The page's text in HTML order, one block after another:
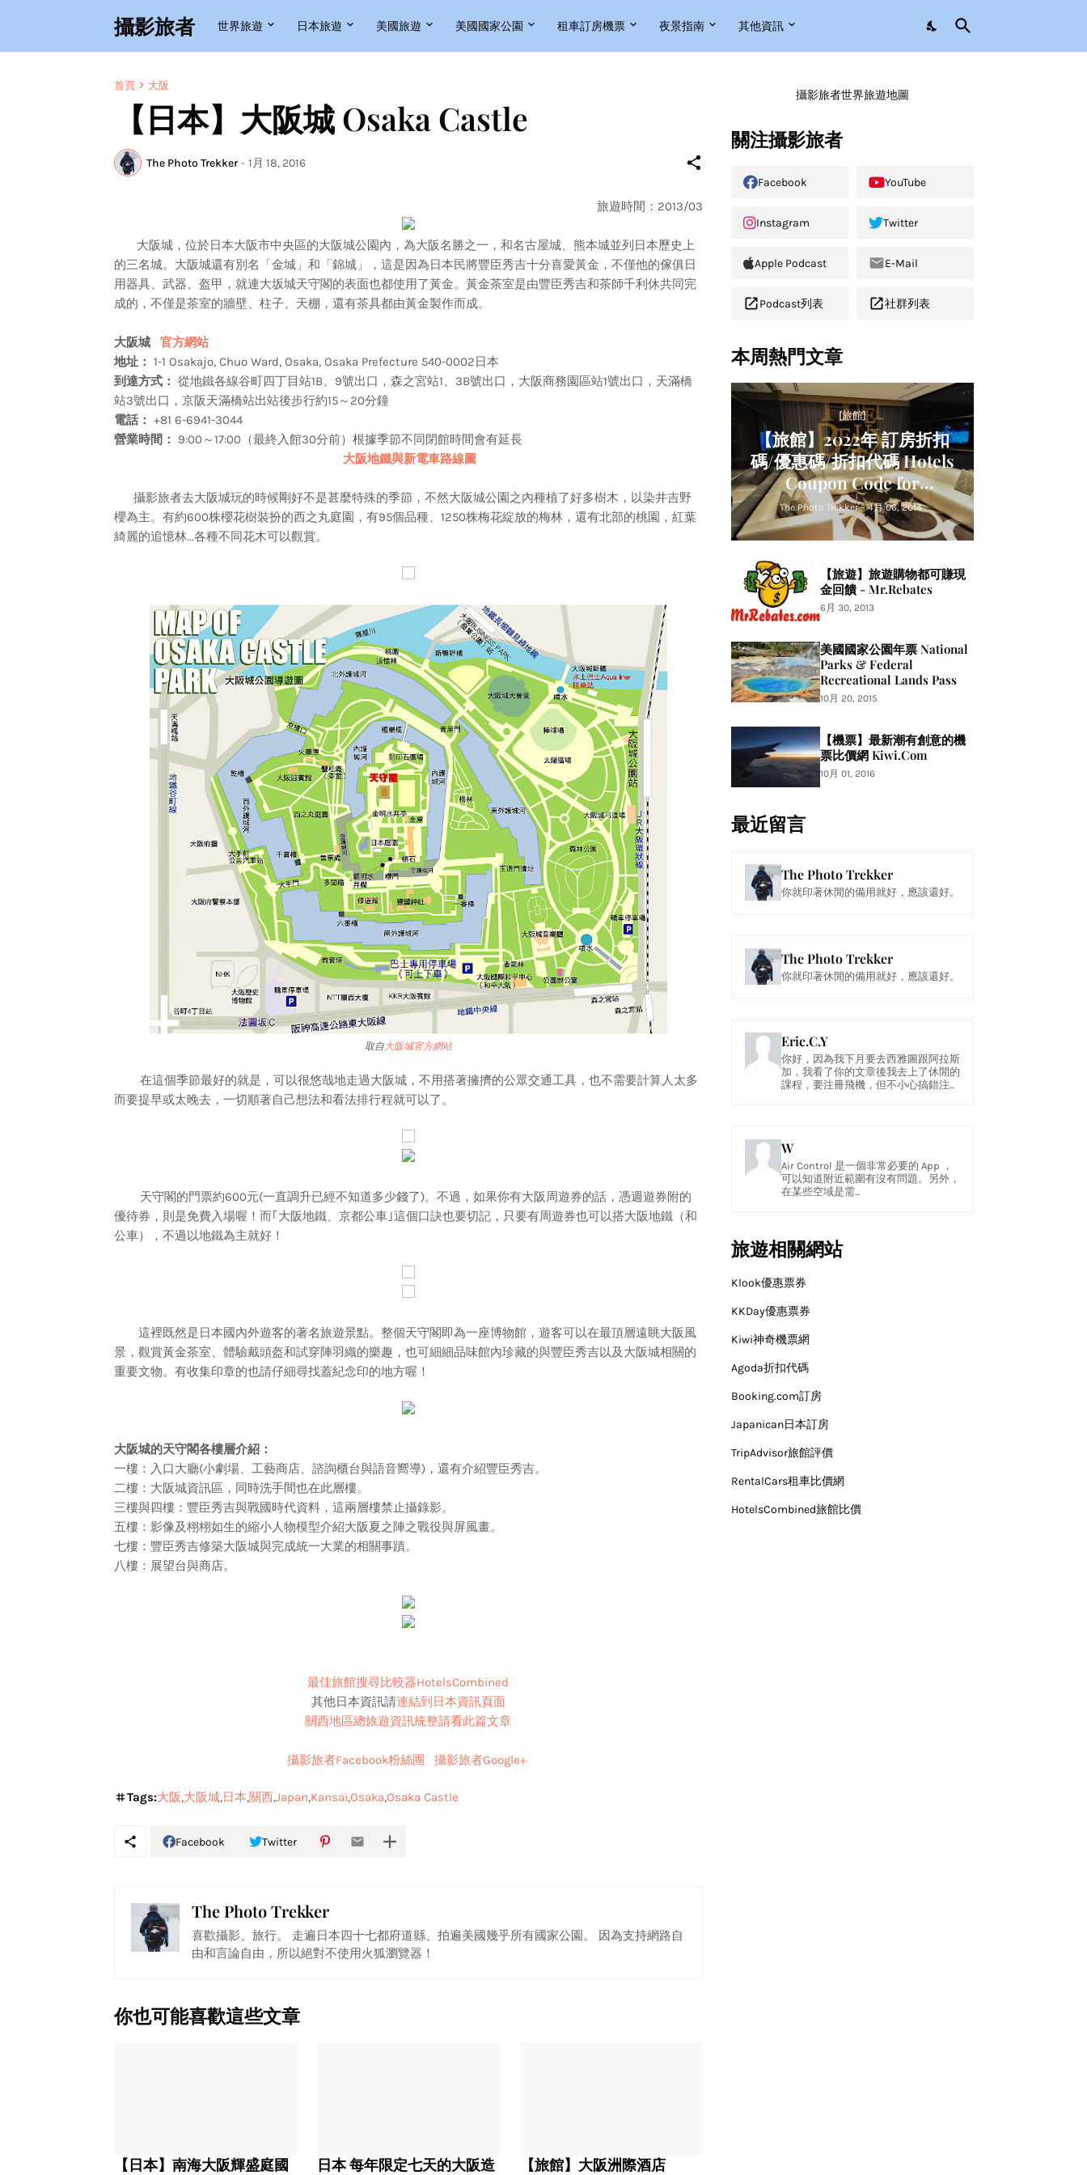
攝影旅者 世界旅遊 日本旅遊 美國旅遊 美國國家公園 租車訂房機票 夜景指南 其他資訊
首頁 大阪
【日本】大阪城 Osaka Castle
The Photo Trekker - 1月 18, 2016
旅遊時間：2013/03
大阪城，位於日本大阪市中央區的大阪城公園內，為大阪名勝之一，和名古屋城、熊本城並列日本歷史上
的三名城。大阪城還有別名「金城」和「錦城」，這是因為日本民將豐臣秀吉十分喜愛黃金，不僅他的傢俱日
用器具、武器、盔甲，就連大坂城天守閣的表面也都使用了黃金。黃金茶室是由豐臣秀吉和茶師千利休共同完
成的，不僅是茶室的牆壁、柱子、天棚，還有茶具都由黃金製作而成。
大阪城 官方網站
地址： 1-1 Osakajo, Chuo Ward, Osaka, Osaka Prefecture 540-0002日本
到達方式： 從地鐵各線谷町四丁目站1B、9號出口，森之宮站1、3B號出口，大阪商務園區站1號出口，天滿橋
站3號出口，京阪天滿橋站出站後步行約15～20分鐘
電話： +81 6-6941-3044
營業時間：
9:00～17:00（最終入館30分前）根據季節不同閉館時間會有延長
大阪地鐵與新電車路線圖
攝影旅者去大阪城玩的時候剛好不是甚麼特殊的季節，不然大阪城公園之內種植了好多樹木，以染井吉野
櫻為主。有約600株櫻花樹裝扮的西之丸庭園，有95個品種、1250株梅花綻放的梅林，還有北部的桃園，紅葉
綺麗的追憶林...各種不同花木可以觀賞。
取自大阪城官方網站
在這個季節最好的就是，可以很悠哉地走過大阪城，不用搭著擁擠的公眾交通工具，也不需要計算人太多
而要提早或太晚去，一切順著自己想法和看法排行程就可以了。
天守閣的門票約600元(一直調升已經不知道多少錢了)。不過，如果你有大阪周遊券的話，憑週遊券附的
優待券，則是免費入場喔！而｢大阪地鐵、京都公車｣這個口訣也要切記，只要有周遊券也可以搭大阪地鐵（和
公車），不過以地鐵為主就好！
這裡既然是日本國內外遊客的著名旅遊景點。整個天守閣即為一座博物館，遊客可以在最頂層遠眺大阪風
景，觀賞黃金茶室、體驗戴頭盔和試穿陣羽織的樂趣，也可細細品味館內珍藏的與豐臣秀吉以及大阪城相關的
重要文物。有收集印章的也請仔細尋找蓋紀念印的地方喔！
大阪城的天守閣各樓層介紹：
一樓：入口大廳(小劇場、工藝商店、諮詢櫃台與語音嚮導)，還有介紹豐臣秀吉。
二樓：大阪城資訊區，同時洗手間也在此層樓。
三樓與四樓：豐臣秀吉與戰國時代資料，這兩層樓禁止攝錄影。
五樓：影像及栩栩如生的縮小人物模型介紹大阪夏之陣之戰役與屏風畫。
七樓：豐臣秀吉修築大阪城與完成統一大業的相關事蹟。
八樓：展望台與商店。
最佳旅館搜尋比較器HotelsCombined
其他日本資訊請連結到日本資訊頁面
關西地區總旅遊資訊統整請看此篇文章
攝影旅者Facebook粉絲團 攝影旅者Google+
Tags:大阪 大阪城日本關西JapanKansaiOsakaOsaka Castle
Facebook Twitter
The Photo Trekker
喜歡攝影、旅行。 走遍日本四十七都府道縣、拍遍美國幾乎所有國家公園。 因為支持網路自
由和言論自由，所以絕對不使用火狐瀏覽器！
你也可能喜歡這些文章
【日本】南海大阪輝盛庭國
日本 每年限定七天的大阪造
【旅館】大阪洲際酒店
攝影旅者世界旅遊地圖
關注攝影旅者
Facebook YouTube
Instagram Twitter
Apple Podcast E-Mail
Podcast列表 社群列表
本周熱門文章
[旅館]
【旅館】2022年 訂房折扣
碼/優惠碼/折扣代碼 Hotels
Coupon Code for
Hotels.com Expedia
Japanican Agoda Trip.com
Relux
The Photo Trekker - 4月 06, 2014
【旅遊】旅遊購物都可賺現
金回饋 - Mr.Rebates
6月 30, 2013
美國國家公園年票 National
Parks & Federal
Recreational Lands Pass
10月 20, 2015
【機票】最新潮有創意的機
票比價網 Kiwi.Com
10月 01, 2016
最近留言
The Photo Trekker
你就印著休閒的備用就好，應該還好。
The Photo Trekker
你就印著休閒的備用就好，應該還好。
Eric.C.Y
你好，因為我下月要去西雅圖跟阿拉斯
加，我看了你的文章後我去上了休閒的
課程，要注冊飛機，但不小心搞錯注...
W
Air Control 是一個非常必要的 App ，
可以知道附近範圍有沒有問題。另外，
在某些空域是需...
旅遊相關網站
Klook優惠票券
KKDay優惠票券
Kiwi神奇機票網
Agoda折扣代碼
Booking.com訂房
Japanican日本訂房
TripAdvisor旅館評價
RentalCars租車比價網
HotelsCombined旅館比價